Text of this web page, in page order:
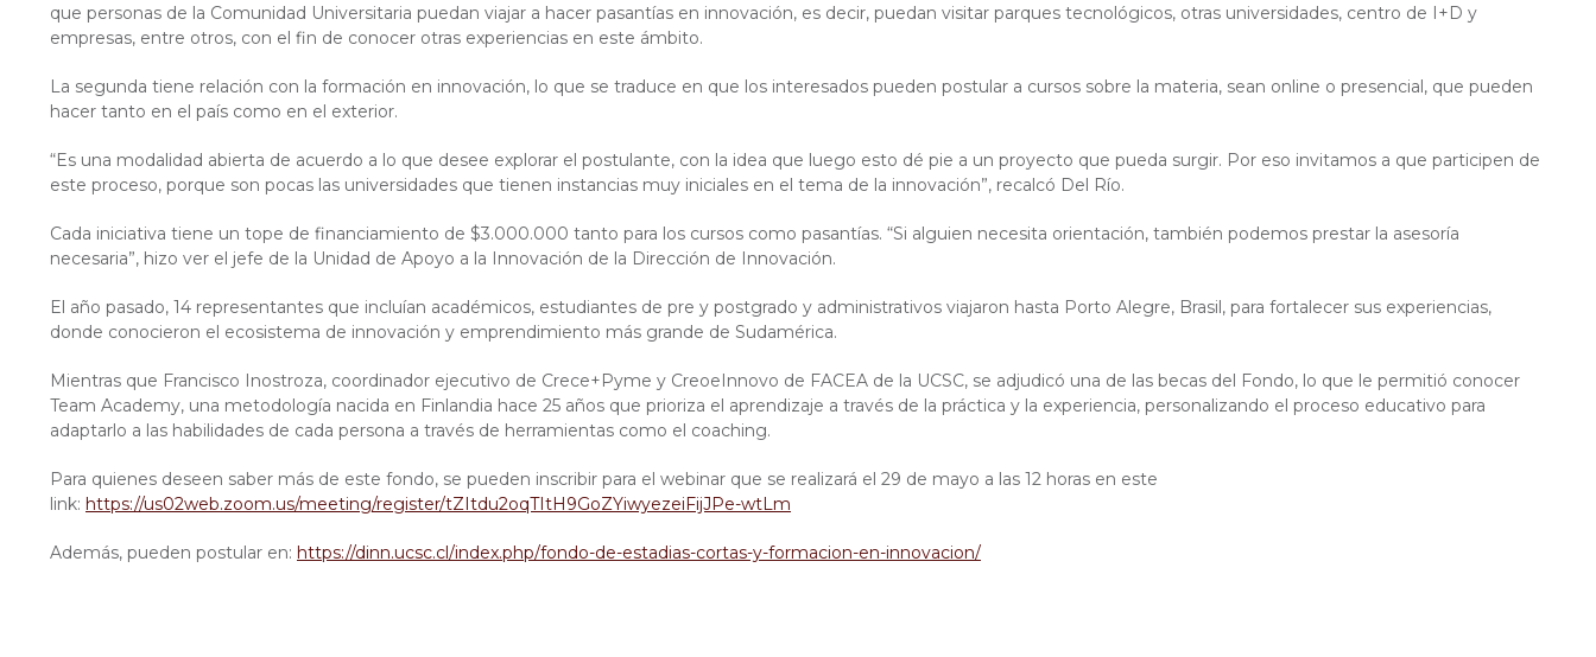
que personas de la Comunidad Universitaria puedan viajar a hacer pasantías en innovación, es decir, puedan visitar parques tecnológicos, otras universidades, centro de I+D y
empresas, entre otros, con el fin de conocer otras experiencias en este ámbito.
La segunda tiene relación con la formación en innovación, lo que se traduce en que los interesados pueden postular a cursos sobre la materia, sean online o presencial, que pueden
hacer tanto en el país como en el exterior.
“Es una modalidad abierta de acuerdo a lo que desee explorar el postulante, con la idea que luego esto dé pie a un proyecto que pueda surgir. Por eso invitamos a que participen de
este proceso, porque son pocas las universidades que tienen instancias muy iniciales en el tema de la innovación”, recalcó Del Río.
Cada iniciativa tiene un tope de financiamiento de $3.000.000 tanto para los cursos como pasantías. “Si alguien necesita orientación, también podemos prestar la asesoría
necesaria”, hizo ver el jefe de la Unidad de Apoyo a la Innovación de la Dirección de Innovación.
El año pasado, 14 representantes que incluían académicos, estudiantes de pre y postgrado y administrativos viajaron hasta Porto Alegre, Brasil, para fortalecer sus experiencias,
donde conocieron el ecosistema de innovación y emprendimiento más grande de Sudamérica.
Mientras que Francisco Inostroza, coordinador ejecutivo de Crece+Pyme y CreoeInnovo de FACEA de la UCSC, se adjudicó una de las becas del Fondo, lo que le permitió conocer
Team Academy, una metodología nacida en Finlandia hace 25 años que prioriza el aprendizaje a través de la práctica y la experiencia, personalizando el proceso educativo para
adaptarlo a las habilidades de cada persona a través de herramientas como el coaching.
Para quienes deseen saber más de este fondo, se pueden inscribir para el webinar que se realizará el 29 de mayo a las 12 horas en este
link: https://us02web.zoom.us/meeting/register/tZItdu2oqTItH9GoZYiwyezeiFijJPe-wtLm
Además, pueden postular en: https://dinn.ucsc.cl/index.php/fondo-de-estadias-cortas-y-formacion-en-innovacion/